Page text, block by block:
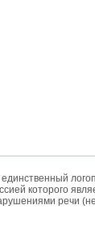
которого
речи